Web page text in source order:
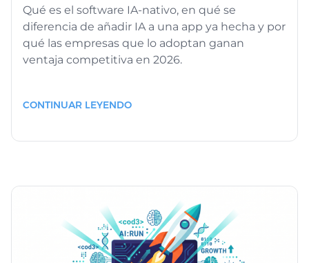
Qué es el software IA-nativo, en qué se
diferencia de añadir IA a una app ya hecha y por
qué las empresas que lo adoptan ganan
ventaja competitiva en 2026.
CONTINUAR LEYENDO